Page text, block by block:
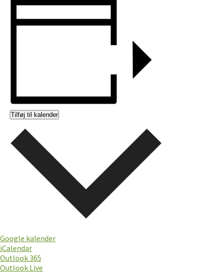
Tilføj til kalender
Google kalender
iCalendar
Outlook 365
Outlook Live